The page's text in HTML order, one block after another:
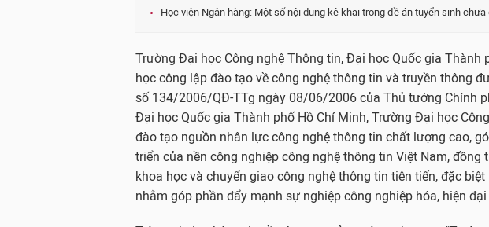
Học viện Ngân hàng: Một số nội dung kê khai trong đề án tuyển sinh chưa
Trường Đại học Công nghệ Thông tin, Đại học Quốc gia Thành
học công lập đào tạo về công nghệ thông tin và truyền thông
số 134/2006/QĐ-TTg ngày 08/06/2006 của Thủ tướng Chính
Đại học Quốc gia Thành phố Hồ Chí Minh, Trường Đại học
đào tạo nguồn nhân lực công nghệ thông tin chất lượng cao,
triển của nền công nghiệp công nghệ thông tin Việt Nam, đồng
khoa học và chuyển giao công nghệ thông tin tiên tiến, đặc
nhằm góp phần đẩy mạnh sự nghiệp công nghiệp hóa, hiện